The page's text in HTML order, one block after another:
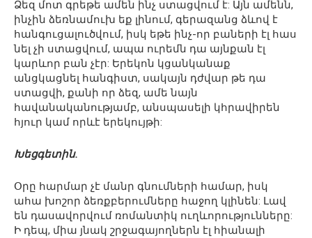
Ձեզ մոտ գրեթե ամեն ինչ ստացվում է: Այն ամենն,
ինչին ձեռնամուխ եք լինում, գերազանց ձևով է
հանգուցալուծվում, իսկ եթե ինչ-որ բաների էլ հաս
նել չի ստացվում, ապա ուրեմն դա այնքան էլ
կարևոր բան չէր: Երեկոն կցանկանաք
անցկացնել հանգիստ, սակայն դժվար թե դա
ստացվի, քանի որ ձեզ, ամե նայն
հավանականությամբ, անսպասելի կհրավիրեն
հյուր կամ որևէ երեկույթի:
Խեցգետին.
Օրը հարմար չէ մանր գնումների համար, իսկ
ահա խոշոր ձեռքբերումները հաջող կլինեն: Լավ
են դասավորվում ռոմանտիկ ուղևորությունները:
Ի դեպ, միա յնակ շրջագայողներն էլ հիանալի